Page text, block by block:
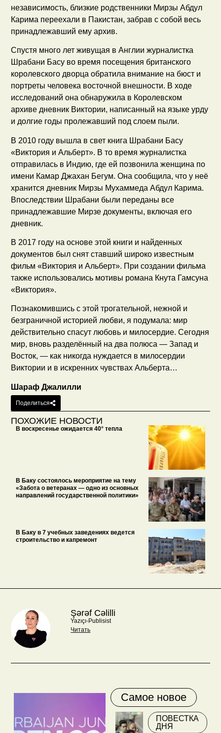
независимость, близкие родственники Мирзы Абдул
Карима переехали в Пакистан, забрав с собой весь
принадлежавший ему архив.
Спустя много лет живущая в Англии журналистка
Шрабани Басу во время посещения британского
королевского дворца обратила внимание на бюст и
портреты человека восточной внешности. В ходе
исследований она обнаружила в Королевском
архиве дневник Виктории, написанный на языке урду
и долгие годы пролежавший под слоем пыли.
В 2010 году вышла в свет книга Шрабани Басу
«Виктория и Альберт». В то время журналистка
отправилась в Индию, где ей позвонила женщина по
имени Камар Джахан Бегум. Она сообщила, что у неё
хранится дневник Мирзы Мухаммеда Абдул Карима.
Впоследствии Шрабани были переданы все
принадлежавшие Мирзе документы, включая его
дневник.
В 2017 году на основе этой книги и найденных
документов был снят ставший широко известным
фильм «Виктория и Альберт». При создании фильма
также использовались мотивы романа Кнута Гамсуна
«Виктория».
Познакомившись с этой трогательной, нежной и
безграничной историей любви, я подумала: мир
действительно спасут любовь и милосердие. Сегодня
мир, вновь разделённый на два полюса — Запад и
Восток, — как никогда нуждается в милосердии
Виктории и в искренних чувствах Альберта…
Шараф Джалилли
Поделиться
ПОХОЖИЕ НОВОСТИ
В воскресенье ожидается 40° тепла
В Баку состоялось мероприятие на тему
«Забота о ветеранах — одно из основных
направлений государственной политики»
В Баку в 7 учебных заведениях ведется
строительство и капремонт
Şərəf Cəlilli
Yazıçı-Publisist
Читать
Самое новое
ПОВЕСТКА
ДНЯ